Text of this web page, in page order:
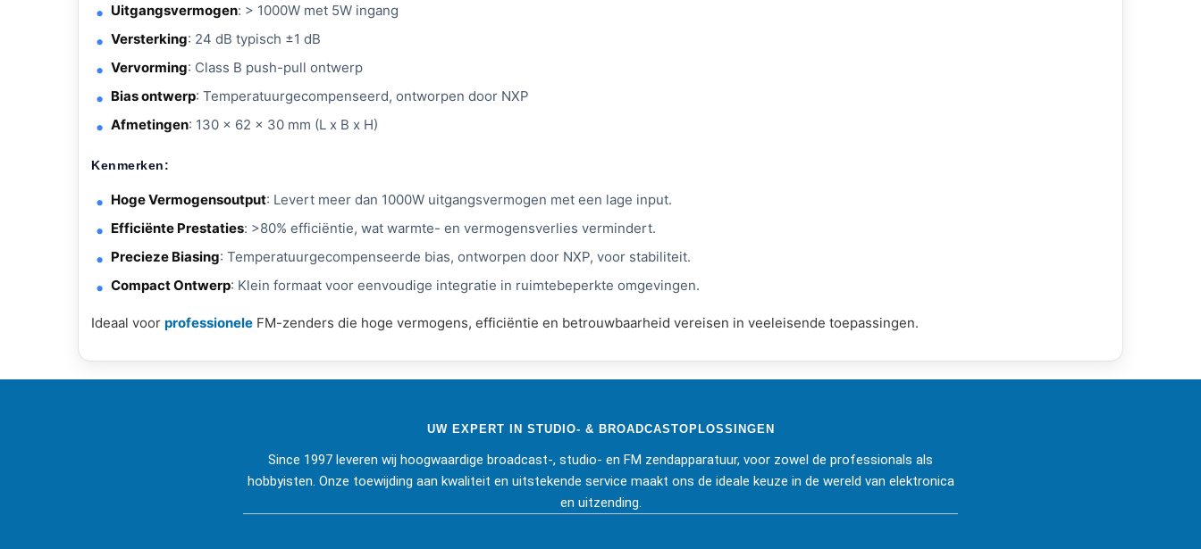
Uitgangsvermogen: > 1000W met 5W ingang
Versterking: 24 dB typisch ±1 dB
Vervorming: Class B push-pull ontwerp
Bias ontwerp: Temperatuurgecompenseerd, ontworpen door NXP
Afmetingen: 130 x 62 x 30 mm (L x B x H)
Kenmerken:
Hoge Vermogensoutput: Levert meer dan 1000W uitgangsvermogen met een lage input.
Efficiënte Prestaties: >80% efficiëntie, wat warmte- en vermogensverlies vermindert.
Precieze Biasing: Temperatuurgecompenseerde bias, ontworpen door NXP, voor stabiliteit.
Compact Ontwerp: Klein formaat voor eenvoudige integratie in ruimtebeperkte omgevingen.
Ideaal voor professionele FM-zenders die hoge vermogens, efficiëntie en betrouwbaarheid vereisen in veeleisende toepassingen.
UW EXPERT IN STUDIO- & BROADCASTOPLOSSINGEN
Since 1997 leveren wij hoogwaardige broadcast-, studio- en FM zendapparatuur, voor zowel de professionals als
hobbyisten. Onze toewijding aan kwaliteit en uitstekende service maakt ons de ideale keuze in de wereld van elektronica
en uitzending.